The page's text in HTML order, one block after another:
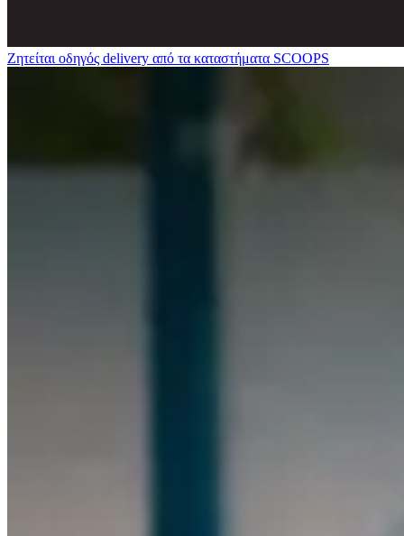
Ζητείται οδηγός delivery από τα καταστήματα SCOOPS